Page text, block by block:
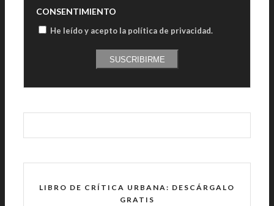
CONSENTIMIENTO
He leído y acepto la política de privacidad.
SUSCRIBIRME
LIBRO DE CRÍTICA URBANA: DESCÁRGALO
GRATIS